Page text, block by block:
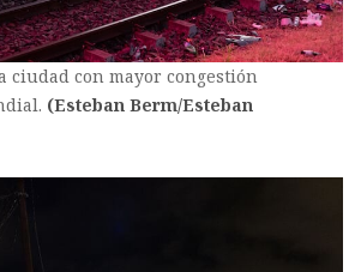
ciudad con mayor congestión
(Esteban Berm/Esteban